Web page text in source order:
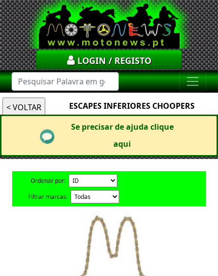
LOGIN / REGISTO
ESCAPES INFERIORES CHOOPERS
Se precisar de ajuda clique
aqui
Ordenar por:
Filtrar marcas: